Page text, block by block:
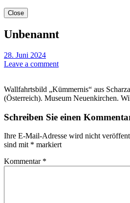
Close
Unbenannt
28. Juni 2024
Leave a comment
Wallfahrtsbild „Kümmernis“ aus
(Österreich). Museum Neuenkirchen.
Schreiben Sie einen
Ihre E-Mail-Adresse wird nicht
sind mit * markiert
Kommentar *